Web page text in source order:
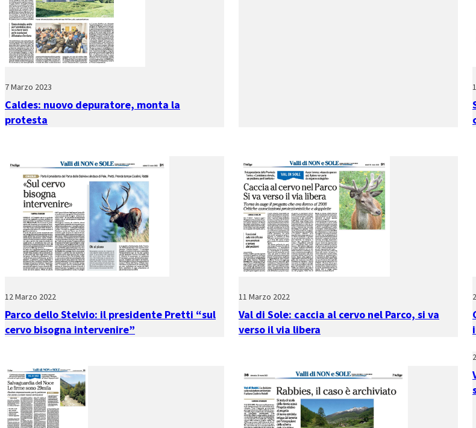
7 Marzo 2023
Caldes: nuovo depuratore, monta la
protesta
12 Marzo 2022
Parco dello Stelvio: il presidente Pretti “sul
cervo bisogna intervenire”
11 Marzo 2022
Val di Sole: caccia al cervo nel Parco, si va
verso il via libera